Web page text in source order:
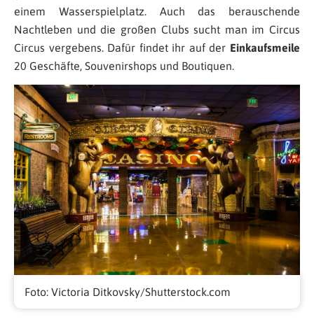
einem Wasserspielplatz. Auch das berauschende
Nachtleben und die großen Clubs sucht man im Circus
Circus vergebens. Dafür findet ihr auf der Einkaufsmeile
20 Geschäfte, Souvenirshops und Boutiquen.
Foto: Victoria Ditkovsky/Shutterstock.com